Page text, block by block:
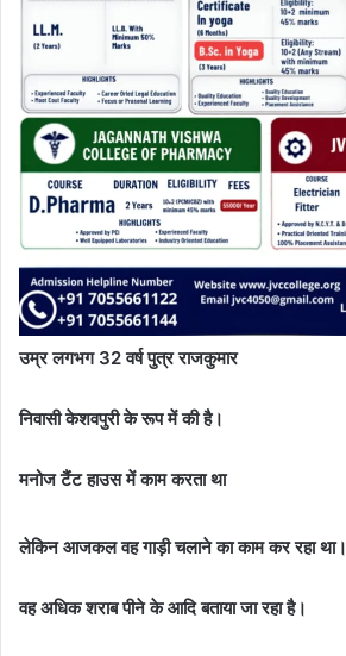
उम्र लगभग 32 वर्ष पुत्र राजकुमार
निवासी केशवपुरी के रूप में की है।
मनोज टैंट हाउस में काम करता था
लेकिन आजकल वह गाड़ी चलाने का काम कर रहा था।
वह अधिक शराब पीने के आदि बताया जा रहा है।